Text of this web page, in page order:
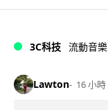
3C科技 流動音樂
Lawton 16 小時